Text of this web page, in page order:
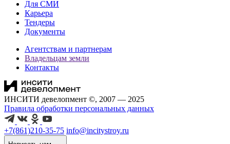
Для СМИ
Карьера
Тендеры
Документы
Агентствам и партнерам
Владельцам земли
Контакты
ИНСИТИ девелопмент ©, 2007 — 2025
Правила обработки персональных данных
+7(861)210-35-75 info@incitystroy.ru